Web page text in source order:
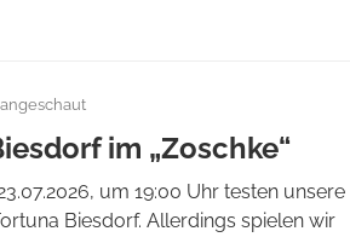
im „Zoschke“
um 19:00 Uhr testen unsere
Biesdorf. Allerdings spielen wir